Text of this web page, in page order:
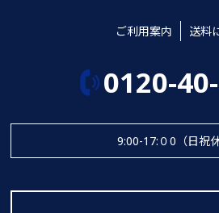
ご利用案内 送料
0120-
9:00-17:０0（日祝休